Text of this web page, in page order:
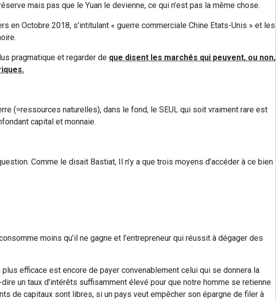
mais pas que le Yuan le devienne, ce qui n’est pas la même chose.
en Octobre 2018, s’intitulant « guerre commerciale Chine Etats-Unis » et les
pragmatique et regarder de que disent les marchés qui peuvent, ou non,
(=ressources naturelles), dans le fond, le SEUL qui soit vraiment rare est
capital et monnaie.
Comme le disait Bastiat, Il n’y a que trois moyens d’accéder à ce bien
moins qu’il ne gagne et l’entrepreneur qui réussit à dégager des
efficace est encore de payer convenablement celui qui se donnera la
un taux d’intérêts suffisamment élevé pour que notre homme se retienne
de capitaux sont libres, si un pays veut empêcher son épargne de filer à